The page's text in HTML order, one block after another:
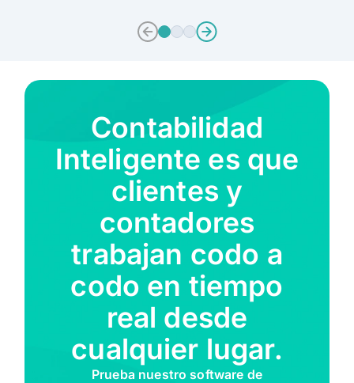
Contabilidad
Inteligente es que
clientes y
contadores
trabajan codo a
codo en tiempo
real desde
cualquier lugar.
Prueba nuestro software de